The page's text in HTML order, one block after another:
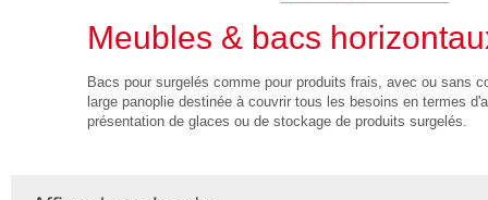
Meubles & bacs
Bacs pour surgelés comme pour produits frais, avec ou sans
large panoplie destinée à couvrir tous les besoins en termes
présentation de glaces ou de stockage de produits surgelés.